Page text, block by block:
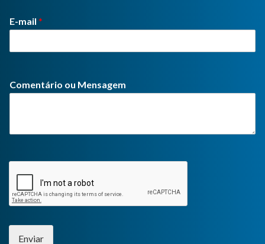
E-mail *
Comentário ou Mensagem
Enviar